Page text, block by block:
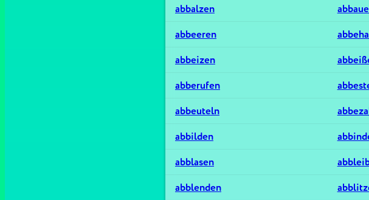
abbalzen
abbeeren
abbeizen
abberufen
abbeuteln
abbilden
abblasen
abblenden